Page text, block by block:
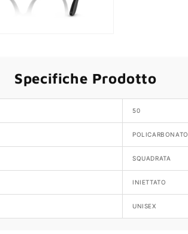
Specifiche Prodotto
50
POLICARBONATO
SQUADRATA
INIETTATO
UNISEX